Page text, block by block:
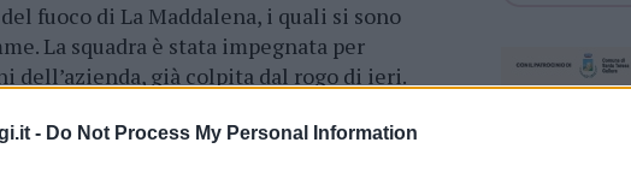
- Do Not Process My Personal Information
fuoco di La Maddalena, i quali si sono
La squadra è stata impegnata per
dell’azienda, già colpita dal rogo di ieri.